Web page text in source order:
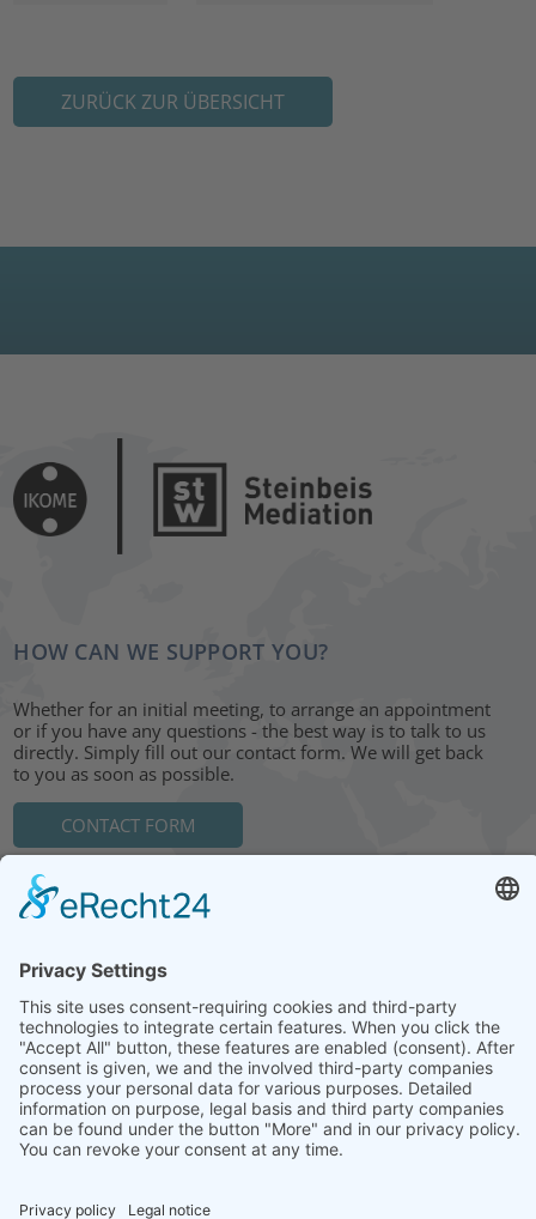
ZURÜCK ZUR ÜBERSICHT
HOW CAN WE SUPPORT YOU?
Whether for an initial meeting, to arrange an appointment
or if you have any questions - the best way is to talk to us
directly. Simply fill out our contact form. We will get back
to you as soon as possible.
CONTACT FORM
Hohe Straße 11
04107 Leipzig
Tel.: +49 341 22 54 13 50
info@steinbeis-mediation.com
Mediation